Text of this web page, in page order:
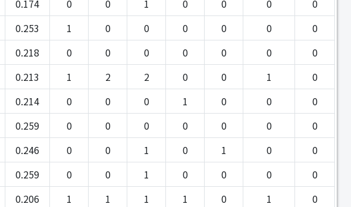
0.174 0 0 1 0 0 0
0
0.253 1 0 0 0 0 0
0
0.218 0 0 0 0 0 0
0
0.213 1 2 2 0 0 1
0
0.214 0 0 0 1 0 0
0
0.259 0 0 0 0 0 0
0
0.246 0 0 1 0 1 0
0
0.259 0 0 1 0 0 0
0
0.206 1 1 1 1 0 1
0